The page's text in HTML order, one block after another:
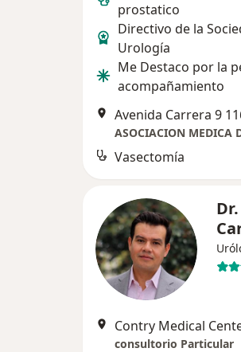
prostatico
Directivo de la
Urología
Me Destaco por la
acompañamiento
ASOCIACION MEDICA
Vasectomía
consultorio Particular